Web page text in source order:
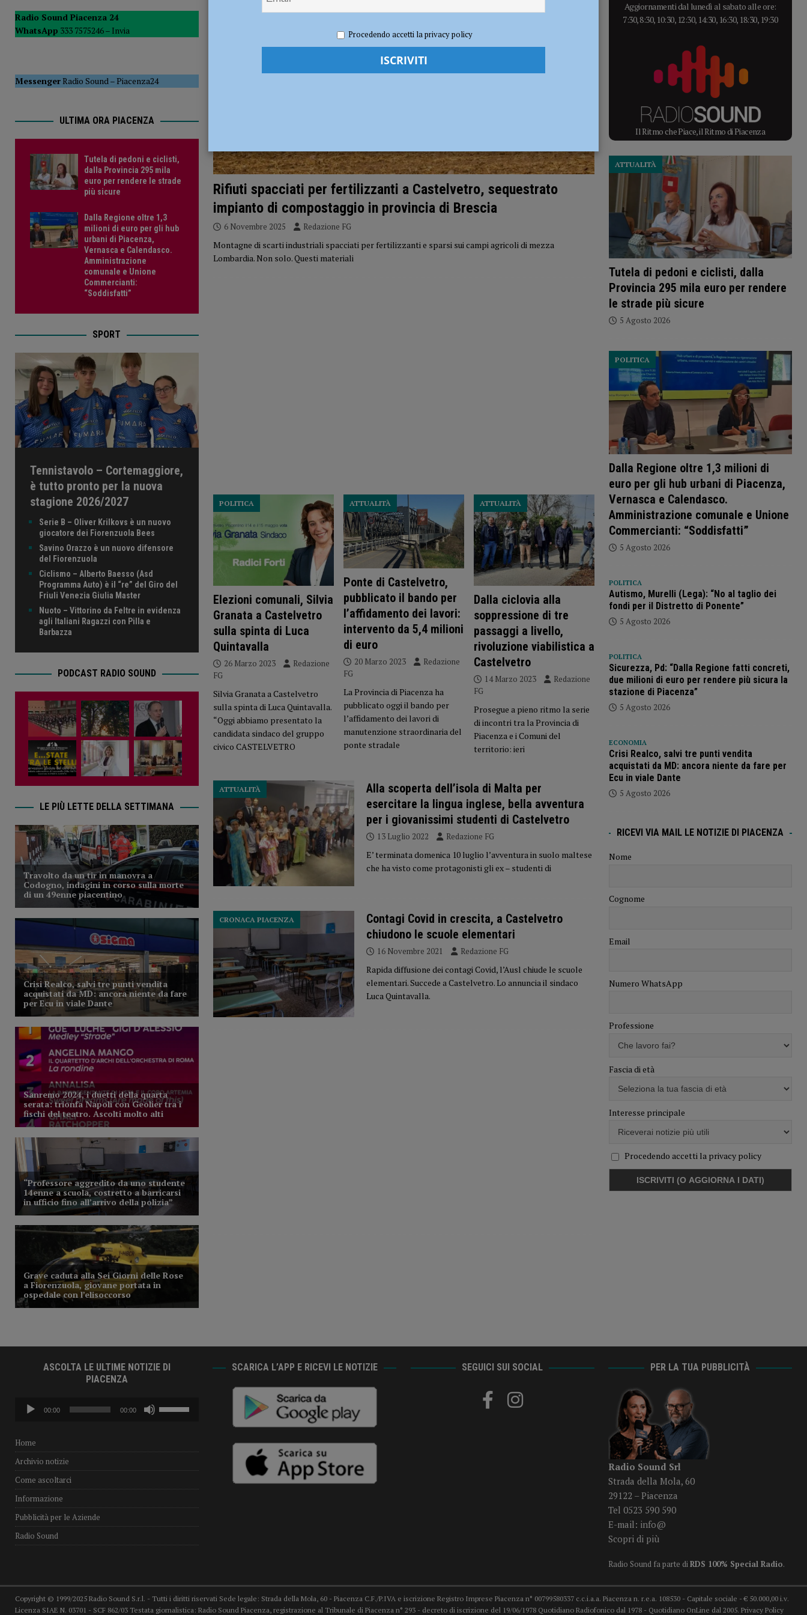
del Consiglio POLITICA
[ 5 Agosto 2026 ] Tutela di pedoni e ciclisti, dalla Provincia 295 mila euro per rendere le strade più sicure ATTUALITÀ
Rifiuti spacciati per fertilizzanti a Castelvetro, sequestrato
impianto di compostaggio in provincia di Brescia
6 Novembre 2025 Redazione FG
Montagne di scarti industriali spacciati per fertilizzanti e sparsi sui campi agricoli di mezza
Lombardia. Non solo. Questi materiali
POLITICA
Elezioni comunali, Silvia
Granata a Castelvetro
sulla spinta di Luca
Quintavalla
26 Marzo 2023
Redazione
FG
Silvia Granata a Castelvetro
sulla spinta di Luca Quintavalla.
“Oggi abbiamo presentato la
candidata sindaco del gruppo
civico CASTELVETRO
ATTUALITÀ
Ponte di Castelvetro,
pubblicato il bando per
l’affidamento dei lavori:
intervento da 5,4 milioni
di euro
20 Marzo 2023
Redazione
FG
La Provincia di Piacenza ha
pubblicato oggi il bando per
l’affidamento dei lavori di
manutenzione straordinaria del
ponte stradale
ATTUALITÀ
Dalla ciclovia alla
soppressione di tre
passaggi a livello,
rivoluzione viabilistica a
Castelvetro
14 Marzo 2023
Redazione
FG
Prosegue a pieno ritmo la serie
di incontri tra la Provincia di
Piacenza e i Comuni del
territorio: ieri
ATTUALITÀ
Alla scoperta dell’isola di Malta per
esercitare la lingua inglese, bella avventura
per i giovanissimi studenti di Castelvetro
13 Luglio 2022 Redazione FG
E’ terminata domenica 10 luglio l’avventura in suolo maltese
che ha visto come protagonisti gli ex – studenti di
CRONACA PIACENZA
Contagi Covid in crescita, a Castelvetro
chiudono le scuole elementari
16 Novembre 2021 Redazione FG
Rapida diffusione dei contagi Covid, l’Ausl chiude le scuole
elementari. Succede a Castelvetro. Lo annuncia il sindaco
Luca Quintavalla.
Radio Sound Piacenza 24
WhatsApp 333 7575246 – Invia
MessengerRadio Sound–Piacenza24
ULTIMA ORA PIACENZA
Tutela di pedoni e ciclisti,
dalla Provincia 295 mila
euro per rendere le strade
più sicure
Dalla Regione oltre 1,3
milioni di euro per gli hub
urbani di Piacenza,
Vernasca e Calendasco.
Amministrazione
comunale e Unione
Commercianti:
“Soddisfatti”
SPORT
Tennistavolo – Cortemaggiore,
è tutto pronto per la nuova
stagione 2026/2027
Serie B – Oliver Krilkovs è un nuovo
giocatore dei Fiorenzuola Bees
Savino Orazzo è un nuovo difensore
del Fiorenzuola
Ciclismo – Alberto Baesso (Asd
Programma Auto) è il “re” del Giro del
Friuli Venezia Giulia Master
Nuoto – Vittorino da Feltre in evidenza
agli Italiani Ragazzi con Pilla e
Barbazza
PODCAST RADIO SOUND
LE PIÙ LETTE DELLA SETTIMANA
Aggiornamenti dal lunedì al sabato alle ore:
7:30, 8:30, 10:30, 12:30, 14:30, 16:30, 18:30, 19:30
Il Ritmo che Piace, il Ritmo di Piacenza
Tutela di pedoni e ciclisti, dalla
Provincia 295 mila euro per rendere
le strade più sicure
ATTUALITÀ
5 Agosto 2026
Dalla Regione oltre 1,3 milioni di
euro per gli hub urbani di Piacenza,
Vernasca e Calendasco.
Amministrazione comunale e Unione
Commercianti: “Soddisfatti”
POLITICA
5 Agosto 2026
POLITICA
Autismo, Murelli (Lega): “No al taglio dei
fondi per il Distretto di Ponente”
5 Agosto 2026
POLITICA
Sicurezza, Pd: “Dalla Regione fatti concreti,
due milioni di euro per rendere più sicura la
stazione di Piacenza”
5 Agosto 2026
ECONOMIA
Crisi Realco, salvi tre punti vendita
acquistati da MD: ancora niente da fare per
Ecu in viale Dante
5 Agosto 2026
RICEVI VIA MAIL LE NOTIZIE DI PIACENZA
Nome
Cognome
Email
Numero WhatsApp
Professione
Fascia di età
Interesse principale
Procedendo accetti la privacy policy
ASCOLTA LE ULTIME NOTIZIE DI
PIACENZA
Audio
Player
00:00 00:00
i
su/giù
o
il
Home
Archivio notizie
Come ascoltarci
Informazione
Pubblicità per le Aziende
Radio Sound
SCARICA L’APP E RICEVI LE NOTIZIE SEGUICI SUI SOCIAL PER LA TUA PUBBLICITÀ
Radio Sound Srl
Strada della Mola, 60
29122 – Piacenza
Tel 0523 590 590
E-mail: info@
Scopri di più
Radio Sound fa parte diRDS 100% Special Radio.
Copyright © 1999/2025 Radio Sound S.r.l. - Tutti i diritti riservati Sede legale: Strada della Mola, 60 - Piacenza C.F./P.IVA e iscrizione Registro Imprese Piacenza n° 00799580337 c.c.i.a.a. Piacenza n. r.e.a. 108530 - Capitale sociale - € 50.000,00 i.v.
Licenza SIAE N. 03701 - SCF 862/03 Testata giornalistica: Radio Sound Piacenza, registrazione al Tribunale di Piacenza n° 293 - decreto di iscrizione del 19/06/1978 Quotidiano Radiofonico dal 1978 - Quotidiano OnLine dal 2005. Privacy Policy
Procedendo accetti la privacy policy